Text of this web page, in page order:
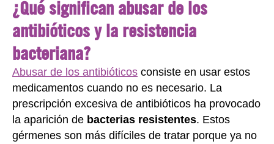
¿Qué significan abusar de los
antibióticos y la resistencia
bacteriana?
Abusar de los antibióticos consiste en usar estos
medicamentos cuando no es necesario. La
prescripción excesiva de antibióticos ha provocado
la aparición de bacterias resistentes. Estos
gérmenes son más difíciles de tratar porque ya no